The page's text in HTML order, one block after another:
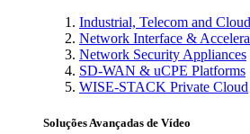
Industrial, Telecom and
Network Interface &
Network Security Appliances
SD-WAN & uCPE Platforms
WISE-STACK Private Cloud
Soluções Avançadas de Vídeo